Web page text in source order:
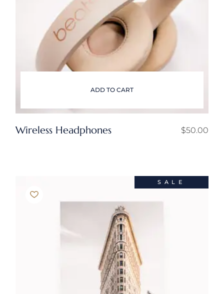
ADD TO CART
Wireless Headphones $50.00
SALE